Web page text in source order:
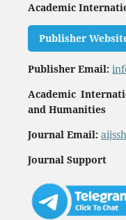
Academic
Publisher
Publisher Email:
Academic
and Humanities
Journal Email:
Journal Support